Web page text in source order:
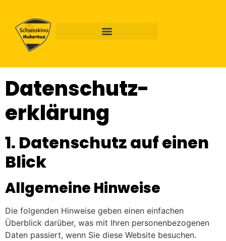
Datenschutz­
erklärung
1. Datenschutz auf einen
Blick
Allgemeine Hinweise
Die folgenden Hinweise geben einen einfachen
Überblick darüber, was mit Ihren personenbezogenen
Daten passiert, wenn Sie diese Website besuchen.